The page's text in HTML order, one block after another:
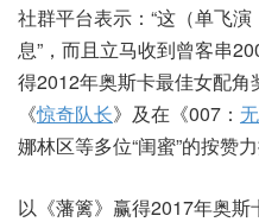
社群平台表示：“这（单飞
息”，而且立马收到曾客串
得2012年奥斯卡最佳女配
《惊奇队长》及在《007：
娜林区等多位“闺蜜”的按赞力
以《藩篱》赢得2017年奥